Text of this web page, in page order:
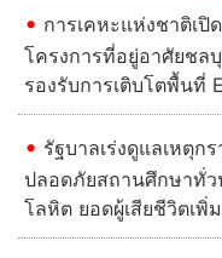
การเคหะแห่งชาติเ
โครงการที่อยู่อาศัยช
รองรับการเติบโตพื้นที่
รัฐบาลเร่งดูแลเหตุก
ปลอดภัยสถานศึกษาทั่ว
โลหิต ยอดผู้เสียชีวิตเ